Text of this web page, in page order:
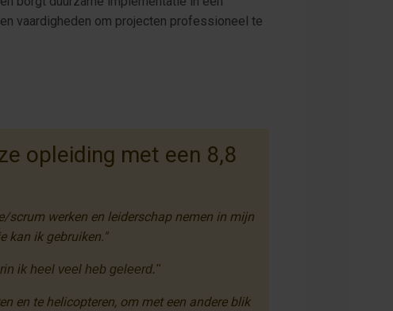
vaardigheden om projecten professioneel te
opleiding met een 8,8
scrum werken en leiderschap nemen in mijn
kan ik gebruiken."
ik heel veel heb geleerd."
en te helicopteren, om met een andere blik